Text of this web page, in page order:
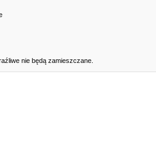
nie będą zamieszczane.